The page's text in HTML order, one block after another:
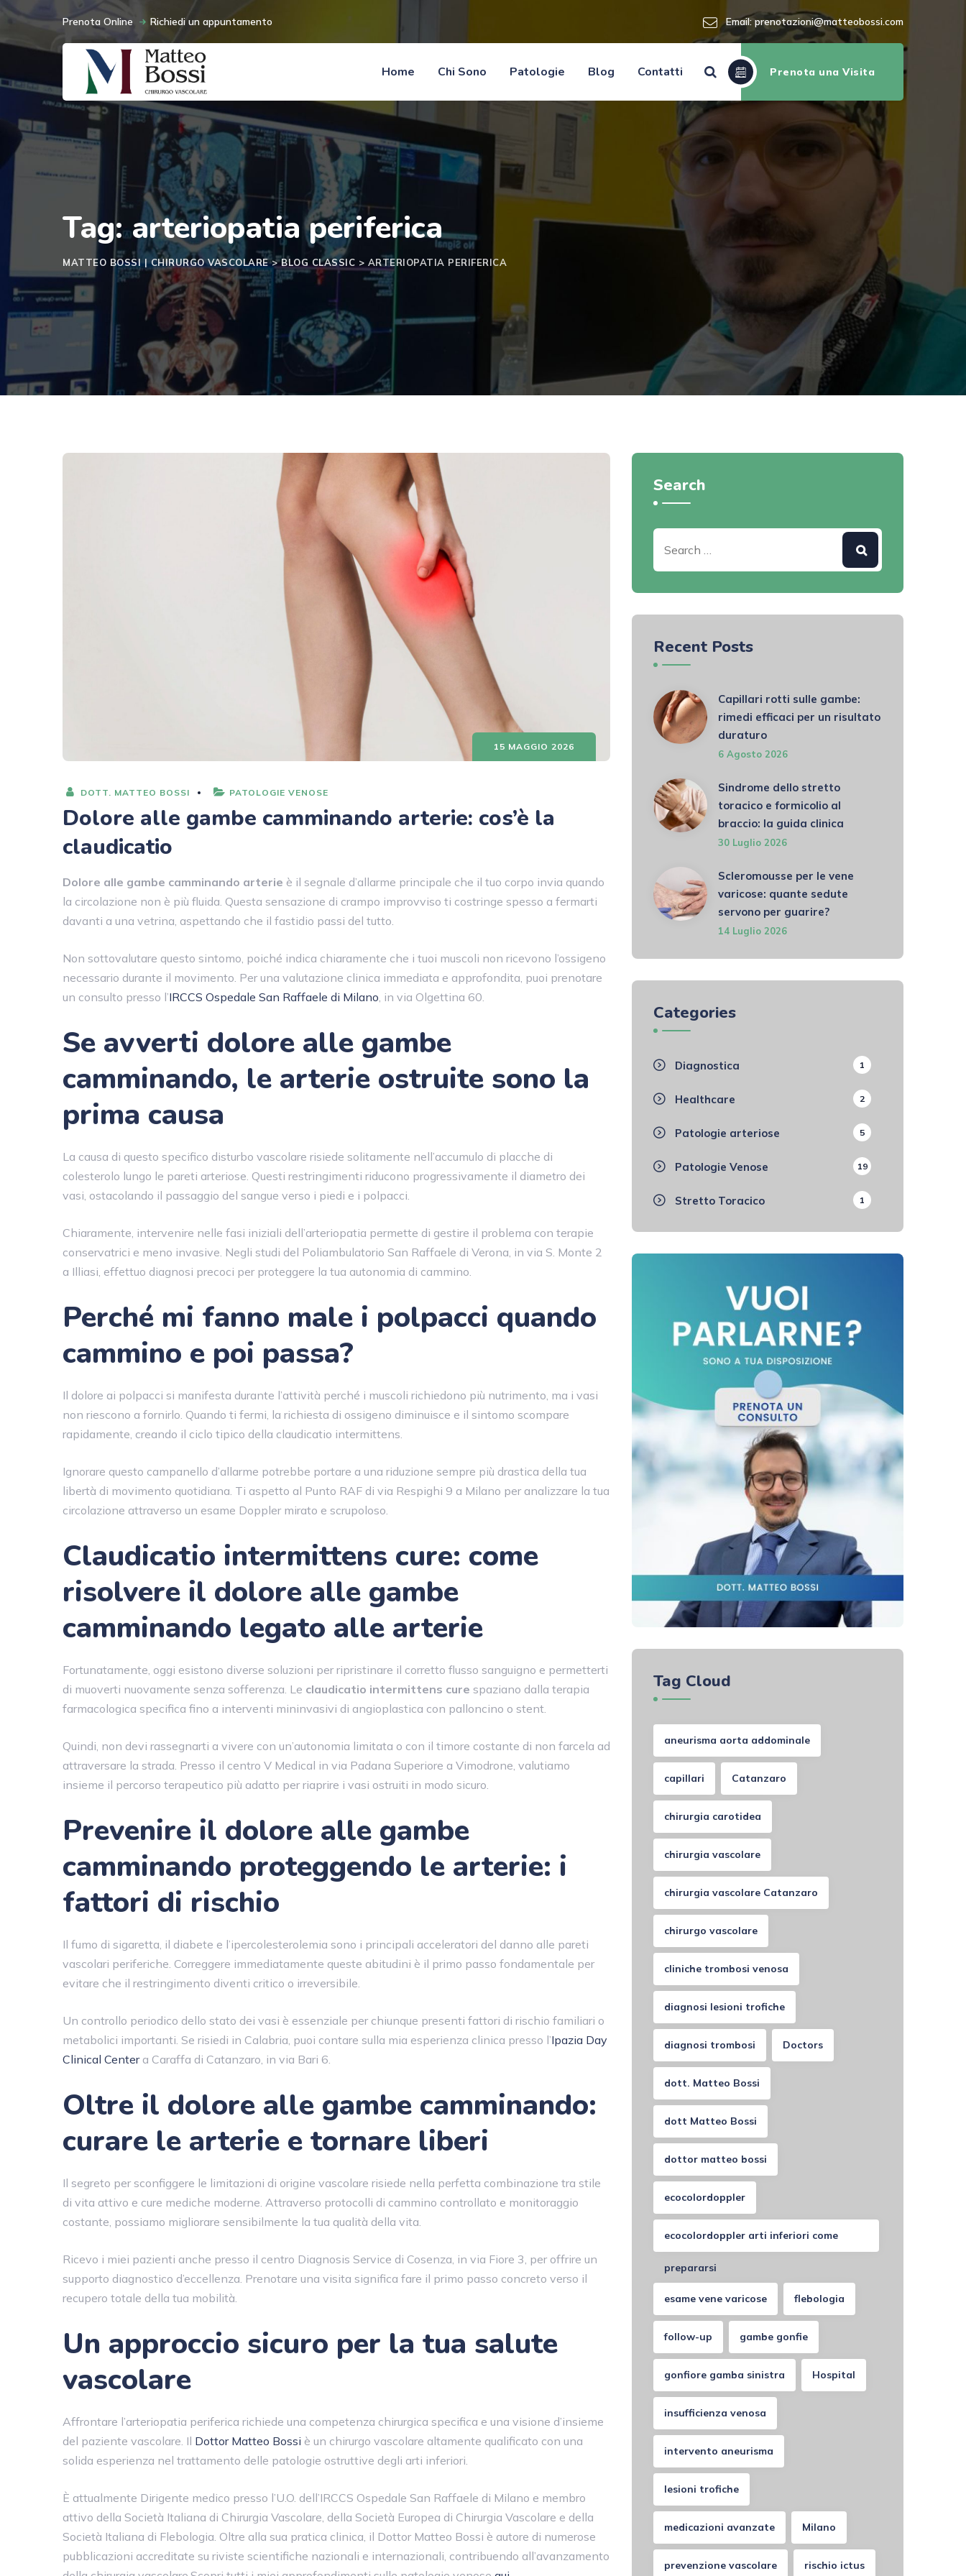
Skip
content
Prenota Online Richiedi un appuntamento Email:prenotazioni@matteobossi.com
Home Chi Sono Patologie Blog Contatti Prenota una Visita
Tag: arteriopatia periferica
MATTEO BOSSI | CHIRURGO VASCOLARE>BLOG CLASSIC > ARTERIOPATIA PERIFERICA
15 MAGGIO 2026
DOTT. MATTEO BOSSI PATOLOGIE VENOSE
Dolore alle gambe camminando arterie: cos’è la
claudicatio
Dolore alle gambe camminando arterie è il segnale d’allarme principale che il tuo corpo invia quando
la circolazione non è più fluida. Questa sensazione di crampo improvviso ti costringe spesso a fermarti
davanti a una vetrina, aspettando che il fastidio passi del tutto.
Non sottovalutare questo sintomo, poiché indica chiaramente che i tuoi muscoli non ricevono l’ossigeno
necessario durante il movimento. Per una valutazione clinica immediata e approfondita, puoi prenotare
un consulto presso l’IRCCS Ospedale San Raffaele di Milano , in via Olgettina 60.
Se avverti dolore alle gambe
camminando, le arterie ostruite sono la
prima causa
La causa di questo specifico disturbo vascolare risiede solitamente nell’accumulo di placche di
colesterolo lungo le pareti arteriose. Questi restringimenti riducono progressivamente il diametro dei
vasi, ostacolando il passaggio del sangue verso i piedi e i polpacci.
Chiaramente, intervenire nelle fasi iniziali dell’arteriopatia permette di gestire il problema con terapie
conservatrici e meno invasive. Negli studi del Poliambulatorio San Raffaele di Verona, in via S. Monte 2
a Illiasi, effettuo diagnosi precoci per proteggere la tua autonomia di cammino.
Perché mi fanno male i polpacci quando
cammino e poi passa?
Il dolore ai polpacci si manifesta durante l’attività perché i muscoli richiedono più nutrimento, ma i vasi
non riescono a fornirlo. Quando ti fermi, la richiesta di ossigeno diminuisce e il sintomo scompare
rapidamente, creando il ciclo tipico della claudicatio intermittens.
Ignorare questo campanello d’allarme potrebbe portare a una riduzione sempre più drastica della tua
libertà di movimento quotidiana. Ti aspetto al Punto RAF di via Respighi 9 a Milano per analizzare la tua
circolazione attraverso un esame Doppler mirato e scrupoloso.
Claudicatio intermittens cure: come
risolvere il dolore alle gambe
camminando legato alle arterie
Fortunatamente, oggi esistono diverse soluzioni per ripristinare il corretto flusso sanguigno e permetterti
di muoverti nuovamente senza sofferenza. Le claudicatio intermittens cure spaziano dalla terapia
farmacologica specifica fino a interventi mininvasivi di angioplastica con palloncino o stent.
Quindi, non devi rassegnarti a vivere con un’autonomia limitata o con il timore costante di non farcela ad
attraversare la strada. Presso il centro V Medical in via Padana Superiore a Vimodrone, valutiamo
insieme il percorso terapeutico più adatto per riaprire i vasi ostruiti in modo sicuro.
Prevenire il dolore alle gambe
camminando proteggendo le arterie: i
fattori di rischio
Il fumo di sigaretta, il diabete e l’ipercolesterolemia sono i principali acceleratori del danno alle pareti
vascolari periferiche. Correggere immediatamente queste abitudini è il primo passo fondamentale per
evitare che il restringimento diventi critico o irreversibile.
Un controllo periodico dello stato dei vasi è essenziale per chiunque presenti fattori di rischio familiari o
metabolici importanti. Se risiedi in Calabria, puoi contare sulla mia esperienza clinica presso l’Ipazia Day
Clinical Centera Caraffa di Catanzaro, in via Bari 6.
Oltre il dolore alle gambe camminando:
curare le arterie e tornare liberi
Il segreto per sconfiggere le limitazioni di origine vascolare risiede nella perfetta combinazione tra stile
di vita attivo e cure mediche moderne. Attraverso protocolli di cammino controllato e monitoraggio
costante, possiamo migliorare sensibilmente la tua qualità della vita.
Ricevo i miei pazienti anche presso il centro Diagnosis Service di Cosenza, in via Fiore 3, per offrire un
supporto diagnostico d’eccellenza. Prenotare una visita significa fare il primo passo concreto verso il
recupero totale della tua mobilità.
Un approccio sicuro per la tua salute
vascolare
Affrontare l’arteriopatia periferica richiede una competenza chirurgica specifica e una visione d’insieme
del paziente vascolare. Il Dottor Matteo Bossi è un chirurgo vascolare altamente qualificato con una
solida esperienza nel trattamento delle patologie ostruttive degli arti inferiori.
È attualmente Dirigente medico presso l’U.O. dell’IRCCS Ospedale San Raffaele di Milano e membro
attivo della Società Italiana di Chirurgia Vascolare, della Società Europea di Chirurgia Vascolare e della
Società Italiana di Flebologia. Oltre alla sua pratica clinica, il Dottor Matteo Bossi è autore di numerose
pubblicazioni accreditate su riviste scientifiche nazionali e internazionali, contribuendo all’avanzamento
Search
Recent Posts
Capillari rotti sulle gambe:
rimedi efficaci per un risultato
duraturo
6 Agosto 2026
Sindrome dello stretto
toracico e formicolio al
braccio: la guida clinica
30 Luglio 2026
Scleromousse per le vene
varicose: quante sedute
servono per guarire?
14 Luglio 2026
Categories
Diagnostica 1
Healthcare 2
Patologie arteriose 5
Patologie Venose 19
Stretto Toracico 1
Tag Cloud
aneurisma aorta addominale
capillari Catanzaro
chirurgia carotidea
chirurgia vascolare
chirurgia vascolare Catanzaro
chirurgo vascolare
cliniche trombosi venosa
diagnosi lesioni trofiche
diagnosi trombosi Doctors
dott. Matteo Bossi
dott Matteo Bossi
dottor matteo bossi
ecocolordoppler
ecocolordoppler arti inferiori come
prepararsi
esame vene varicose flebologia
follow-up gambe gonfie
gonfiore gamba sinistra Hospital
insufficienza venosa
intervento aneurisma
lesioni trofiche
medicazioni avanzate Milano
prevenzione vascolare rischio ictus